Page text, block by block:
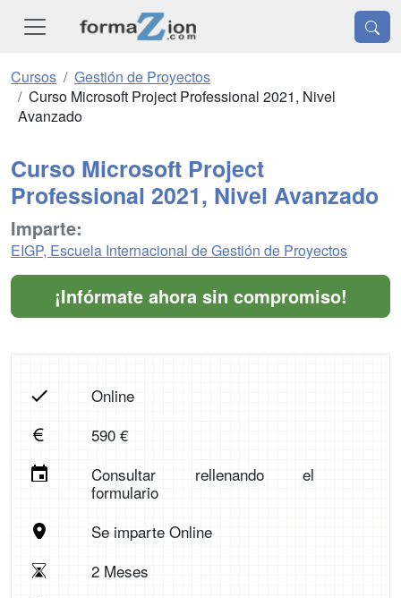
Cursos
Gestión de Proyectos
Curso Microsoft Project Professional 2021, Nivel
Avanzado
Curso Microsoft Project
Professional 2021, Nivel Avanzado
Imparte:
EIGP, Escuela Internacional de Gestión de Proyectos
¡Infórmate ahora sin compromiso!
Online
590 €
Consultar rellenando el
formulario
Se imparte Online
2 Meses